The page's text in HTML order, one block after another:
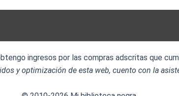
ingresos por las compras adscritas que
y optimización de esta web, cuento con la